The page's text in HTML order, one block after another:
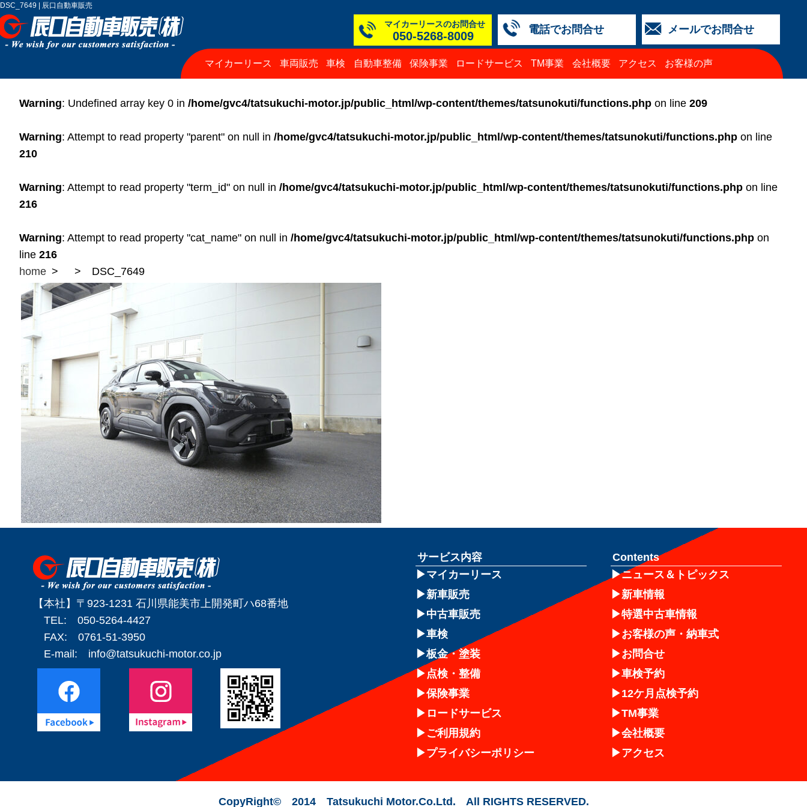
DSC_7649 | 辰口自動車販売
メールでお問合せ
電話でお問合せ
050-5264-4427
050-5268-8009
076-233-2318
076-255-0024
0776-33-2424
050-5264-4430
マイカーリースのお問合せ
050-5268-8009
マイカーリース 車両販売 車検 自動車整備 保険事業 ロードサービス TM事業 会社概要 アクセス お客様の声
Warning: Undefined array key 0 in /home/gvc4/tatsukuchi-motor.jp/public_html/wp-content/themes/tatsunokuti/functions.php on line 209
Warning: Attempt to read property "parent" on null in /home/gvc4/tatsukuchi-motor.jp/public_html/wp-content/themes/tatsunokuti/functions.php on line
210
Warning: Attempt to read property "term_id" on null in /home/gvc4/tatsukuchi-motor.jp/public_html/wp-content/themes/tatsunokuti/functions.php on line
216
Warning: Attempt to read property "cat_name" on null in /home/gvc4/tatsukuchi-motor.jp/public_html/wp-content/themes/tatsunokuti/functions.php on
line 216
home
DSC_7649
【本社】〒923-1231 石川県能美市上開発町ハ68番地
TEL: 050-5264-4427
FAX: 0761-51-3950
E-mail: info@tatsukuchi-motor.co.jp
サービス内容
マイカーリース
新車販売
中古車販売
車検
板金・塗装
点検・整備
保険事業
ロードサービス
ご利用規約
プライバシーポリシー
Contents
ニュース＆トピックス
新車情報
特選中古車情報
お客様の声・納車式
お問合せ
車検予約
12ケ月点検予約
TM事業
会社概要
アクセス
CopyRight© 2014 Tatsukuchi Motor.Co.Ltd. All RIGHTS RESERVED.